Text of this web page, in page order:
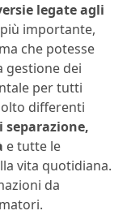
legate agli
importante,
che potesse
gestione dei
per tutti
differenti
separazione,
e tutte le
vita quotidiana.
da